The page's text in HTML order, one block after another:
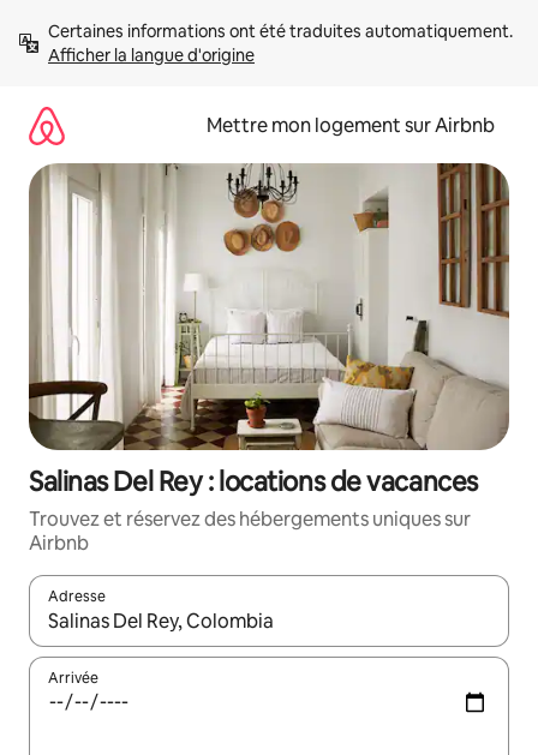
directement
Afficher la langue d'origine
Mettre mon logement sur Airbnb
Salinas Del Rey : locations de vacances
Trouvez et réservez des hébergements uniques sur
Airbnb
Adresse
Lorsque les résultats s'affichent, utilisez les flèches vers le
Arrivée